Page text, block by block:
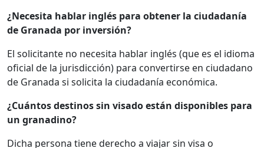
¿Necesita hablar inglés para obtener la ciudadanía
de Granada por inversión?
El solicitante no necesita hablar inglés (que es el idioma
oficial de la jurisdicción) para convertirse en ciudadano
de Granada si solicita la ciudadanía económica.
¿Cuántos destinos sin visado están disponibles para
un granadino?
Dicha persona tiene derecho a viajar sin visa o